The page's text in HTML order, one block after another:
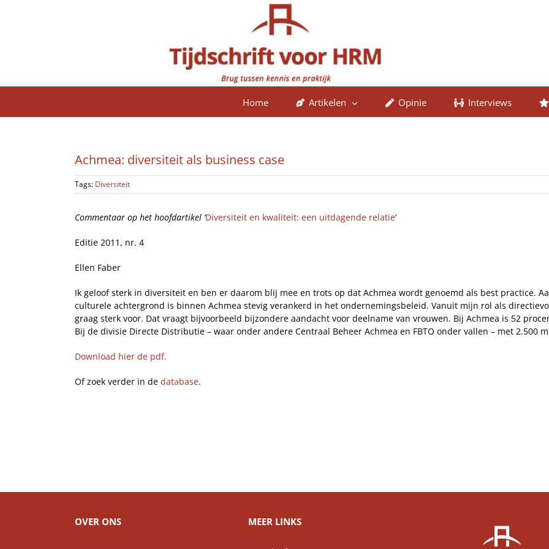
Home Artikelen Opinie Interviews
Achmea: diversiteit als business case
Tags: Diversiteit
Commentaar op het hoofdartikel ‘Diversiteit en kwaliteit: een uitdagende relatie‘
Editie 2011, nr. 4
Ellen Faber
Ik geloof sterk in diversiteit en ben er daarom blij mee en trots op dat Achmea wordt genoemd als best practice.
culturele achtergrond is binnen Achmea stevig verankerd in het ondernemingsbeleid. Vanuit mijn rol als
graag sterk voor. Dat vraagt bijvoorbeeld bijzondere aandacht voor deelname van vrouwen. Bij Achmea is 52
Bij de divisie Directe Distributie – waar onder andere Centraal Beheer Achmea en FBTO onder vallen – met 2.500
Download hier de pdf.
Of zoek verder in de database.
OVER ONS MEER LINKS